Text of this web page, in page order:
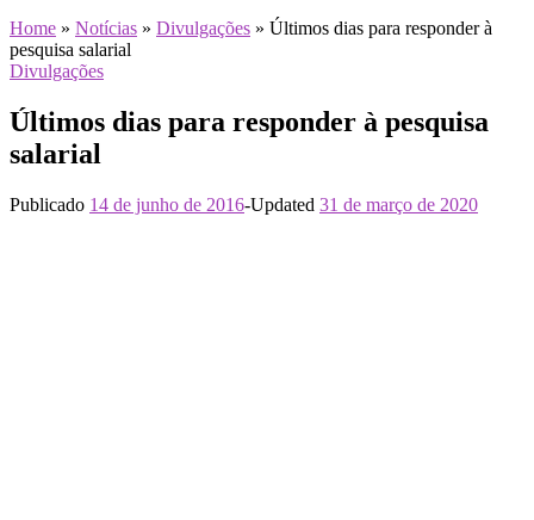
Home » Notícias » Divulgações » Últimos dias para responder à
pesquisa salarial
Divulgações
Últimos dias para responder à pesquisa
salarial
Publicado 14 de junho de 2016-Updated 31 de março de 2020